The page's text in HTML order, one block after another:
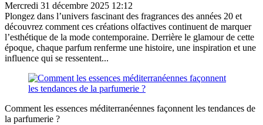
Mercredi 31 décembre 2025 12:12
Plongez dans l’univers fascinant des fragrances des années 20 et
découvrez comment ces créations olfactives continuent de marquer
l’esthétique de la mode contemporaine. Derrière le glamour de cette
époque, chaque parfum renferme une histoire, une inspiration et une
influence qui se ressentent...
Comment les essences méditerranéennes façonnent les tendances de
la parfumerie ?